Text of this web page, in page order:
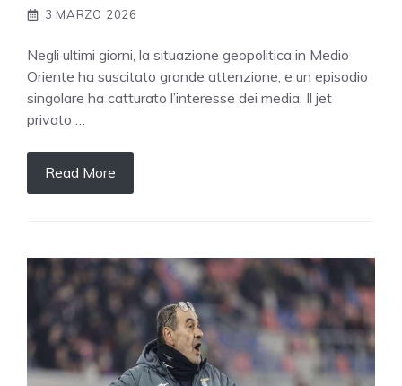
3 MARZO 2026
Negli ultimi giorni, la situazione geopolitica in Medio
Oriente ha suscitato grande attenzione, e un episodio
singolare ha catturato l’interesse dei media. Il jet
privato …
Read More